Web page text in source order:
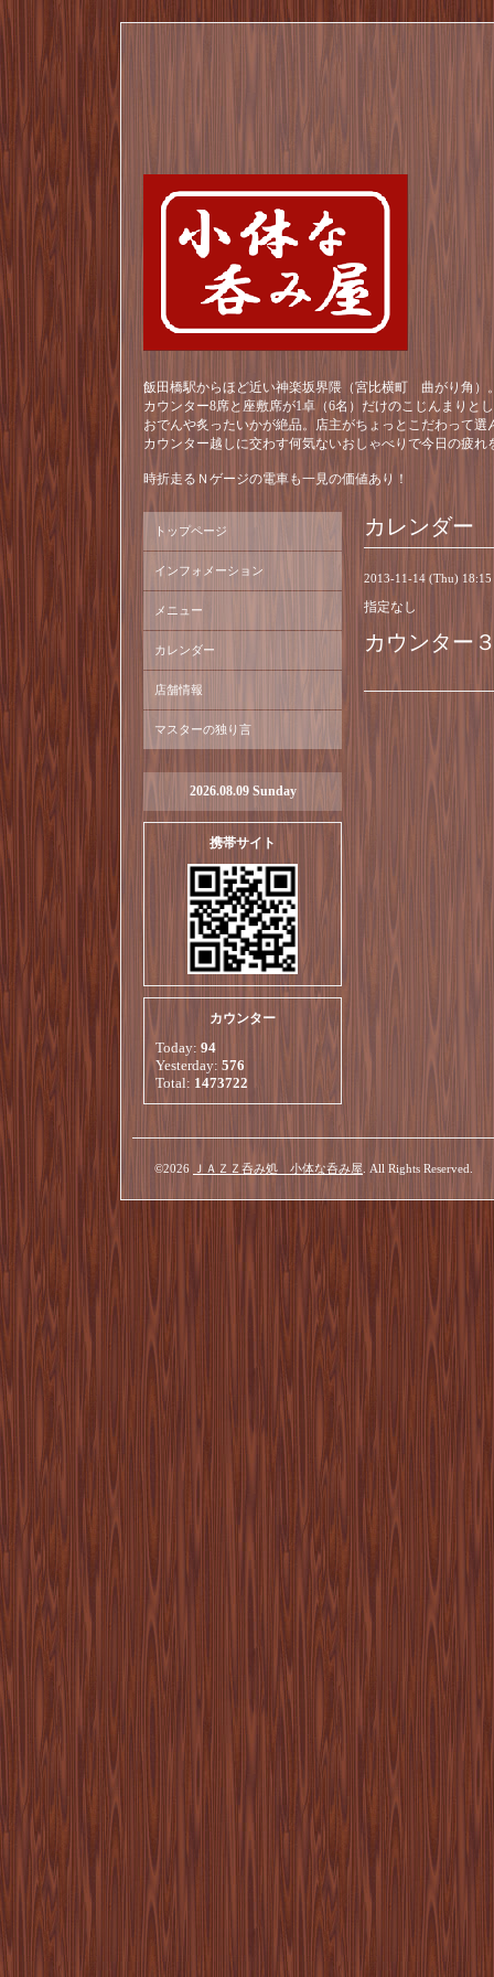
飯田橋駅からほど近い神楽坂界隈（宮比横町 曲がり角）
カウンター8席と座敷席が1卓（6名）だけのこじんまりと
おでんや炙ったいかが絶品。店主がちょっとこだわって
カウンター越しに交わす何気ないおしゃべりで今日の疲れ
時折走るＮゲージの電車も一見の価値あり！
カレンダー
2013-11-14 (Thu) 18:15
指定なし
カウンター
トップページ
インフォメーション
メニュー
カレンダー
店舗情報
マスターの独り言
2026.08.09 Sunday
携帯サイト
カウンター
Today: 94
Yesterday: 576
Total: 1473722
©2026 ＪＡＺＺ呑み処 小体な呑み屋 . All Rights Reserved.